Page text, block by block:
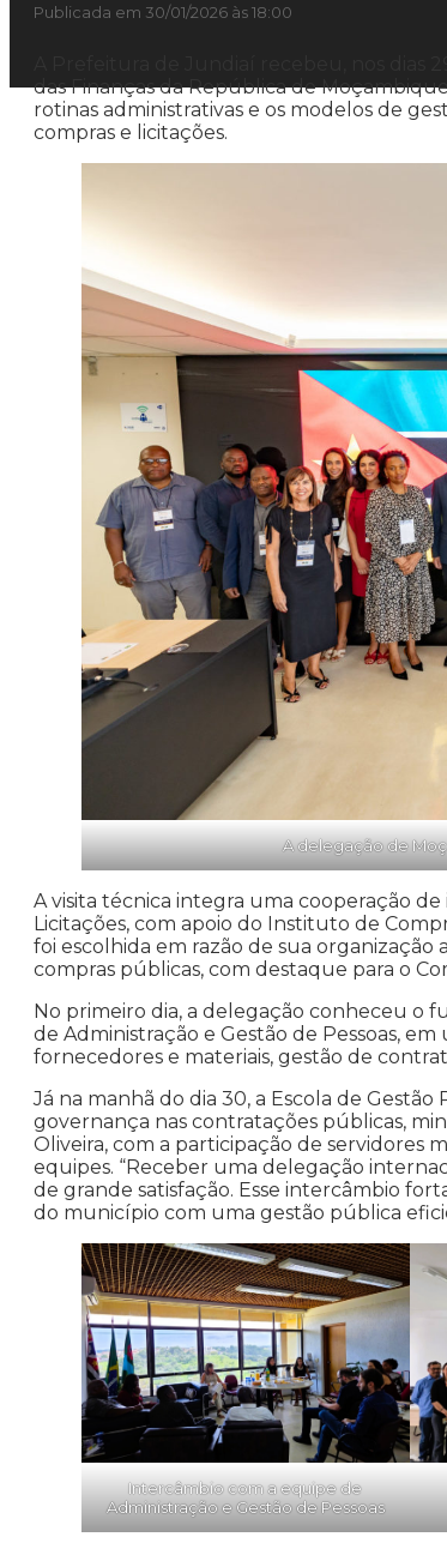
Publicada em 30/01/2026 às 18:00
das Finanças da República de
rotinas administrativas e os modelos de
compras e licitações.
A delegação de
A visita técnica integra uma cooperação
Licitações, com apoio do Instituto de
foi escolhida em razão de sua
compras públicas, com destaque para o
No primeiro dia, a delegação conheceu o
de Administração e Gestão de Pessoas,
fornecedores e materiais, gestão de
Já na manhã do dia 30, a Escola de
governança nas contratações públicas,
Oliveira, com a participação de servidores
equipes. “Receber uma delegação
de grande satisfação. Esse intercâmbio
do município com uma gestão pública
Intercâmbio com a equipe de
Administração e Gestão de Pessoas